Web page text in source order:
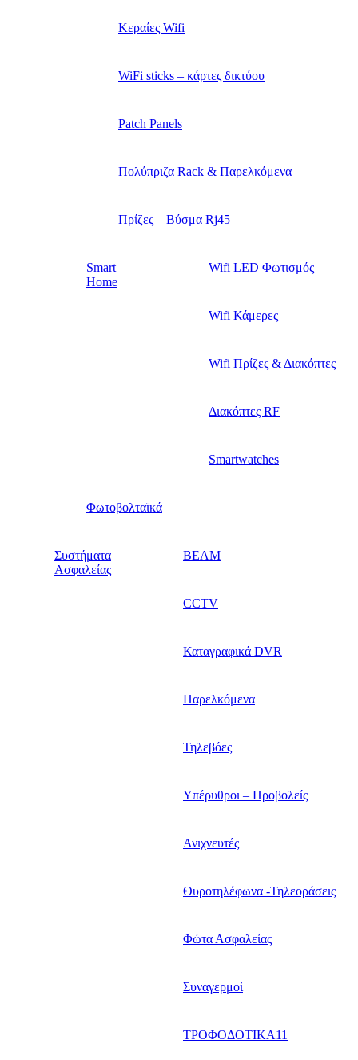
Κεραίες Wifi
WiFi sticks – κάρτες δικτύου
Patch Panels
Πολύπριζα Rack & Παρελκόμενα
Πρίζες – Βύσμα Rj45
Smart
Home
Wifi LED Φωτισμός
Wifi Κάμερες
Wifi Πρίζες & Διακόπτες
Διακόπτες RF
Smartwatches
Φωτοβολταϊκά
Συστήματα
Ασφαλείας
BEAM
CCTV
Καταγραφικά DVR
Παρελκόμενα
Τηλεβόες
Υπέρυθροι – Προβολείς
Ανιχνευτές
Θυροτηλέφωνα -Τηλεοράσεις
Φώτα Ασφαλείας
Συναγερμοί
ΤΡΟΦΟΔΟΤΙΚΑ11